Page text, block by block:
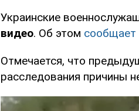
Украинские
видео. Об этом сообщает
Отмечается, что
расследования причины